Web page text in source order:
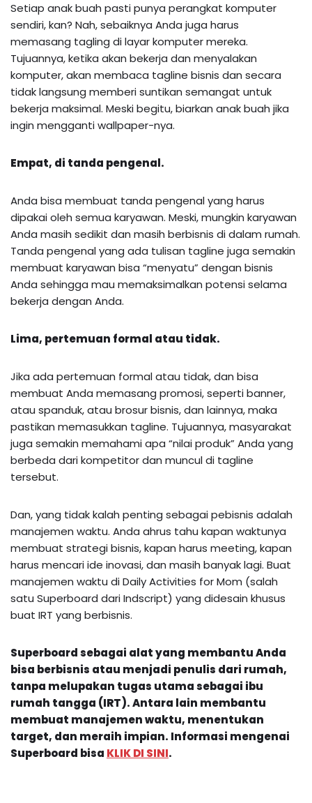
Setiap anak buah pasti punya perangkat komputer
sendiri, kan? Nah, sebaiknya Anda juga harus
memasang tagling di layar komputer mereka.
Tujuannya, ketika akan bekerja dan menyalakan
komputer, akan membaca tagline bisnis dan secara
tidak langsung memberi suntikan semangat untuk
bekerja maksimal. Meski begitu, biarkan anak buah jika
ingin mengganti wallpaper-nya.
Empat, di tanda pengenal.
Anda bisa membuat tanda pengenal yang harus
dipakai oleh semua karyawan. Meski, mungkin karyawan
Anda masih sedikit dan masih berbisnis di dalam rumah.
Tanda pengenal yang ada tulisan tagline juga semakin
membuat karyawan bisa “menyatu” dengan bisnis
Anda sehingga mau memaksimalkan potensi selama
bekerja dengan Anda.
Lima, pertemuan formal atau tidak.
Jika ada pertemuan formal atau tidak, dan bisa
membuat Anda memasang promosi, seperti banner,
atau spanduk, atau brosur bisnis, dan lainnya, maka
pastikan memasukkan tagline. Tujuannya, masyarakat
juga semakin memahami apa “nilai produk” Anda yang
berbeda dari kompetitor dan muncul di tagline
tersebut.
Dan, yang tidak kalah penting sebagai pebisnis adalah
manajemen waktu. Anda ahrus tahu kapan waktunya
membuat strategi bisnis, kapan harus meeting, kapan
harus mencari ide inovasi, dan masih banyak lagi. Buat
manajemen waktu di Daily Activities for Mom (salah
satu Superboard dari Indscript) yang didesain khusus
buat IRT yang berbisnis.
Superboard sebagai alat yang membantu Anda
bisa berbisnis atau menjadi penulis dari rumah,
tanpa melupakan tugas utama sebagai ibu
rumah tangga (IRT). Antara lain membantu
membuat manajemen waktu, menentukan
target, dan meraih impian. Informasi mengenai
Superboard bisa KLIK DI SINI.